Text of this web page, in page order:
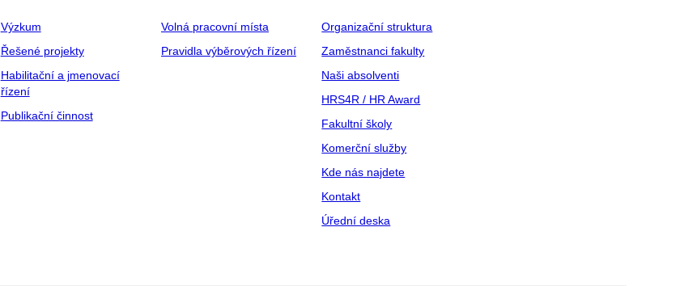
Výzkum
Řešené projekty
Habilitační a jmenovací
řízení
Publikační činnost
Volná pracovní místa
Pravidla výběrových řízení
Organizační struktura
Zaměstnanci fakulty
Naši absolventi
HRS4R / HR Award
Fakultní školy
Komerční služby
Kde nás najdete
Kontakt
Úřední deska